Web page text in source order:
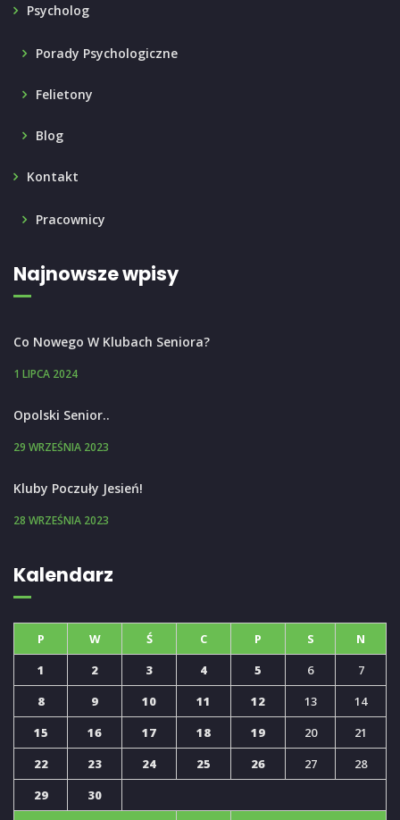
Psycholog
Porady Psychologiczne
Felietony
Blog
Kontakt
Pracownicy
Najnowsze wpisy
Co Nowego W Klubach Seniora?
1 LIPCA 2024
Opolski Senior..
29 WRZEŚNIA 2023
Kluby Poczuły Jesień!
28 WRZEŚNIA 2023
Kalendarz
P W Ś C P S N
1 2 3 4 5 6
7
8
9 10 11 12 13
14
15
16 17 18 19 20
21
22
23 24 25 26 27
28
29
30